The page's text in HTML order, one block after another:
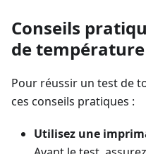
Conseils
de
Pour réussir un test de
ces conseils pratiques :
Utilisez une